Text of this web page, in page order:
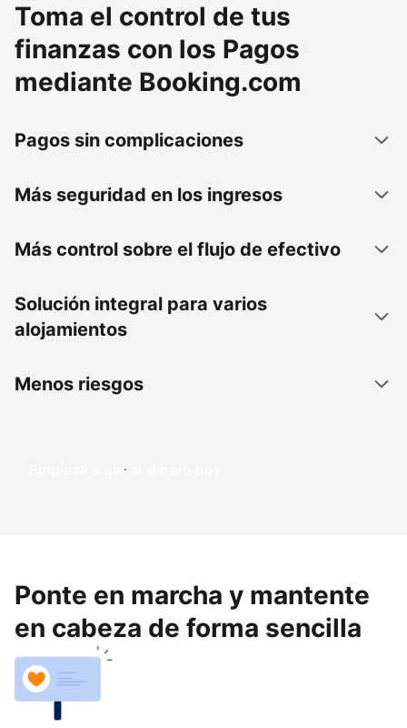
Toma el control de tus
finanzas con los Pagos
mediante Booking.com
Pagos sin complicaciones
Más seguridad en los ingresos
Más control sobre el flujo de efectivo
Solución integral para varios
alojamientos
Menos riesgos
Empieza a ganar dinero hoy
Ponte en marcha y mantente
en cabeza de forma sencilla